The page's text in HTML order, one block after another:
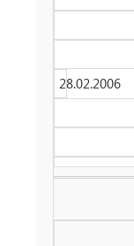
28.02.2006